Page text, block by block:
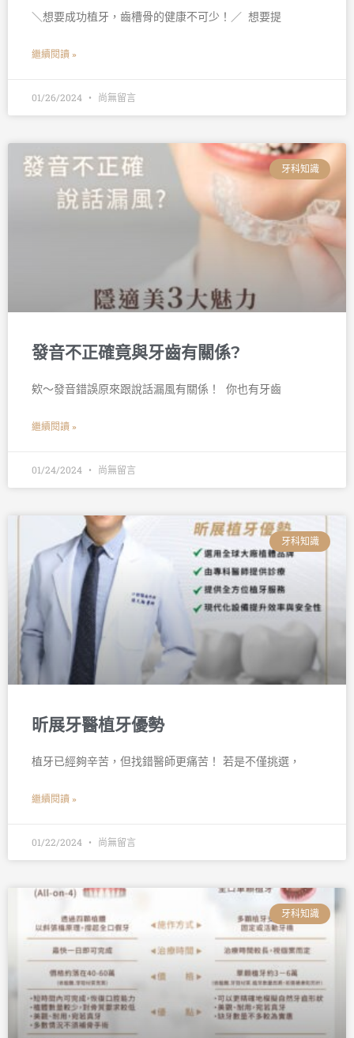
＼想要成功植牙，齒槽骨的健康不可少！／ 󠀠 想要提
繼續閱讀 »
01/26/2024 尚無留言
牙科知識
發音不正確竟與牙齒有關係?
欸～發音錯誤原來跟說話漏風有關係！ 󠀠 你也有牙齒
繼續閱讀 »
01/24/2024 尚無留言
牙科知識
昕展牙醫植牙優勢
植牙已經夠辛苦，但找錯醫師更痛苦！ 若是不僅挑選，
繼續閱讀 »
01/22/2024 尚無留言
牙科知識